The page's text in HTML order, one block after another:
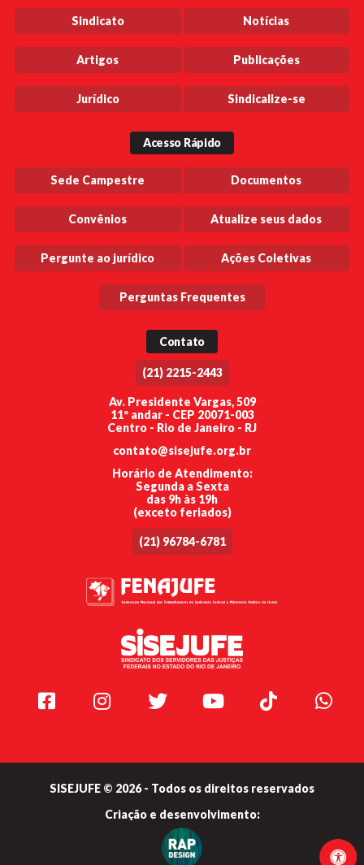
Sindicato Notícias
Artigos Publicações
Jurídico Sindicalize-se
Acesso Rápido
Sede Campestre Documentos
Convênios Atualize seus dados
Pergunte ao jurídico Ações Coletivas
Perguntas Frequentes
Contato
(21) 2215-2443
Av. Presidente Vargas, 509
11º andar - CEP 20071-003
Centro - Rio de Janeiro - RJ
contato@sisejufe.org.br
Horário de Atendimento:
Segunda a Sexta
das 9h às 19h
(exceto feriados)
(21) 96784-6781
Facebook Instagram Twitter Youtube TikTok
SISEJUFE © 2026 - Todos os direitos reservados
Criação e desenvolvimento: